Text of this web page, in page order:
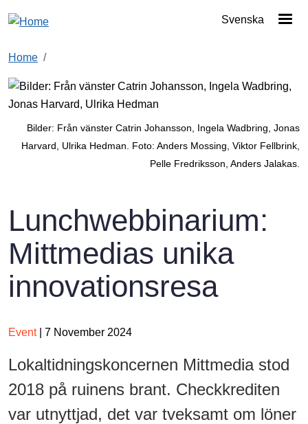
Svenska
Home
Bilder: Från vänster Catrin Johansson, Ingela Wadbring, Jonas
Harvard, Ulrika Hedman. Foto: Anders Mossing, Viktor Fellbrink,
Pelle Fredriksson, Anders Jalakas.
Lunchwebbinarium:
Mittmedias unika
innovationsresa
Event| 7 November 2024
Lokaltidningskoncernen Mittmedia stod
2018 på ruinens brant. Checkkrediten
var utnyttjad, det var tveksamt om löner